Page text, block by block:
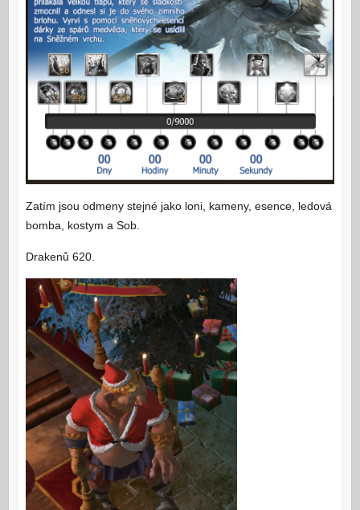
Zatím jsou odmeny stejné jako loni, kameny, esence, ledová
bomba, kostym a Sob.
Drakenů 620.